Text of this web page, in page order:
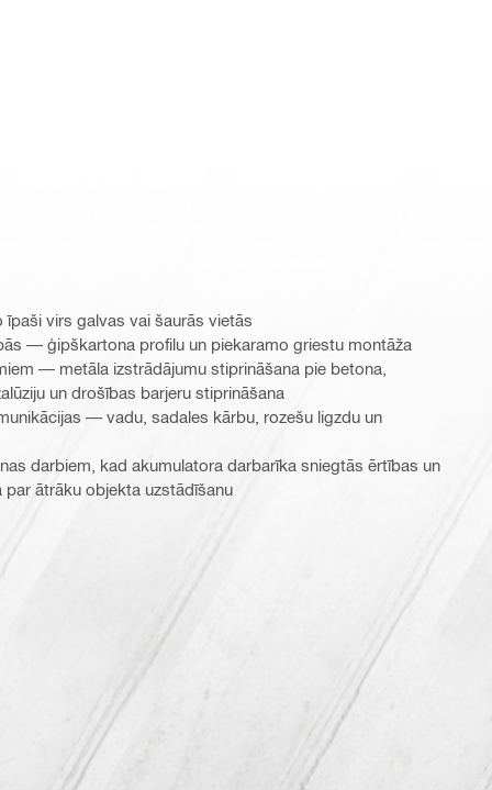
īpaši virs galvas vai šaurās vietās
— ģipškartona profilu un piekaramo griestu montāža
— metāla izstrādājumu stiprināšana pie betona,
un drošības barjeru stiprināšana
— vadu, sadales kārbu, rozešu ligzdu un
darbiem, kad akumulatora darbarīka sniegtās ērtības un
par ātrāku objekta uzstādīšanu